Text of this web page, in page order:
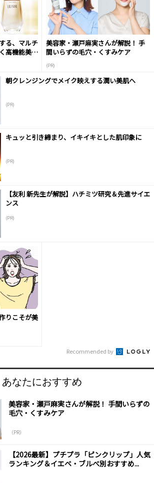
る、マルチ
高機能美容
美容家・瀬戸麻実さんが解説！ 手
間いらずの毛穴・くすみケア
(PR)
朝クレンジングでメイク映えする潤い美肌へ
(PR)
キュッと引き締まり、イキイキとした肌印象に
(PR)
【友利 新先生が解説】ハチミツ研究＆先進サイエ
ンス
(PR)
りこそが美
Recommended by
あなたにおすすめ
美容家・瀬戸麻実さんが解説！ 手間いらずの
毛穴・くすみケア
（PR）
【2026最新】プチプラ「ピンクリップ」人気
ランキング＆イエベ・ブルべ別おすすめ...